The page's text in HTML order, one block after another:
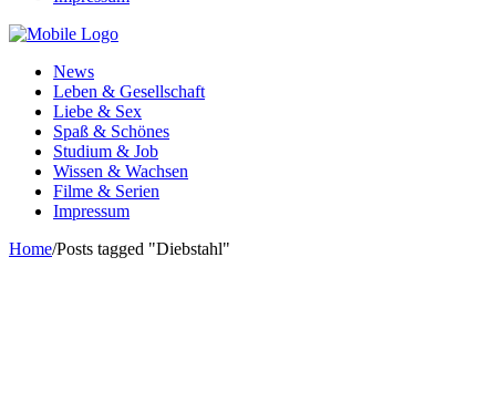
News
Leben & Gesellschaft
Liebe & Sex
Spaß & Schönes
Studium & Job
Wissen & Wachsen
Filme & Serien
Impressum
Home/Posts tagged "Diebstahl"